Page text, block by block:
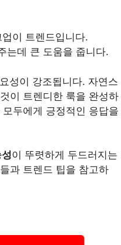
이 트렌드입니다.
는데 큰 도움을 줍니다.
성이 강조됩니다. 자연스
이 트렌디한 룩을 완성하
두에게 긍정적인 응답을
이 뚜렷하게 두드러지는
과 트렌드 팁을 참고하